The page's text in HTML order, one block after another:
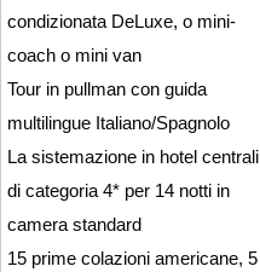
condizionata DeLuxe, o mini-
coach o mini van
Tour in pullman con guida
multilingue Italiano/Spagnolo
La sistemazione in hotel centrali
di categoria 4* per 14 notti in
camera standard
15 prime colazioni americane, 5